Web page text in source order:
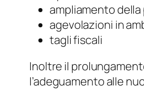
ampliamento
agevolazioni in
tagli fiscali
Inoltre il
l’adeguamento alle